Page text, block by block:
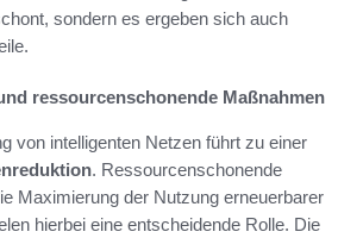
sondern es ergeben sich auch
ressourcenschonende Maßnahmen
von intelligenten Netzen führt zu einer
. Ressourcenschonende
Maximierung der Nutzung erneuerbarer
hierbei eine entscheidende Rolle. Die